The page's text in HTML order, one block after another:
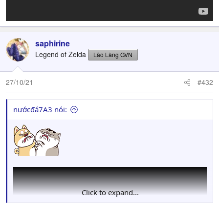
saphirine
Legend of Zelda Lão Làng GVN
27/10/21 #432
nướcđá7A3 nói:
Click to expand...